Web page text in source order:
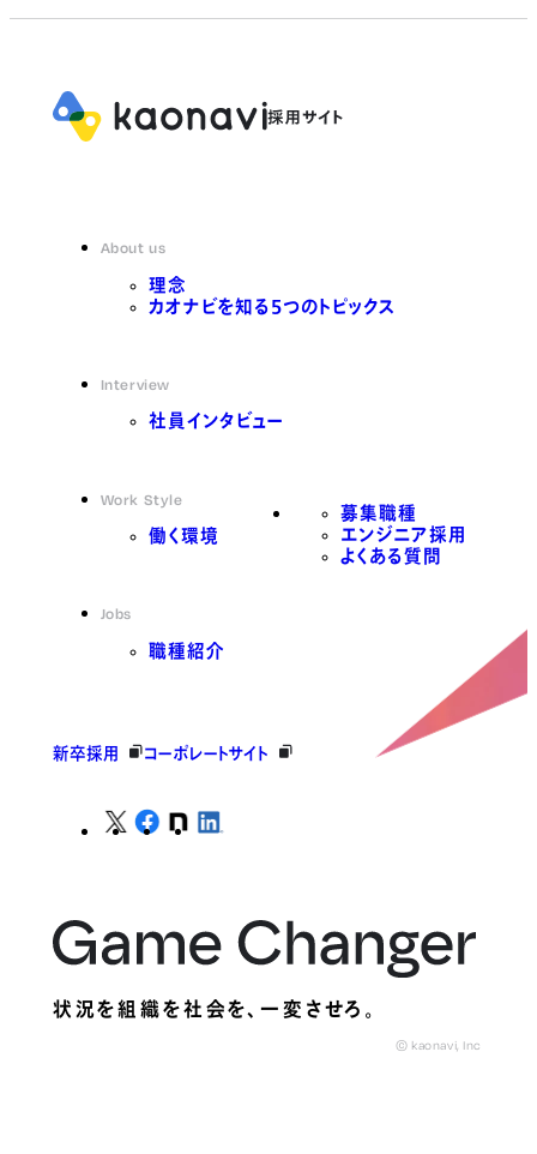
About us
理念
カオナビを知る5つのトピックス
Interview
社員インタビュー
Work Style
働く環境
Jobs
職種紹介
募集職種
エンジニア採用
よくある質問
新卒採用 コーポレートサイト
状況を組織を社会を、一変させろ。
© kaonavi, Inc